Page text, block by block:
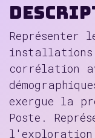
installations
corrélation
exergue la
Poste.
l'exploration